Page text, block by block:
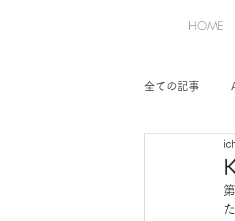
HOME
全ての記事
第2回